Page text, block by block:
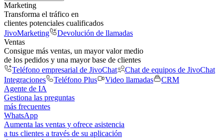
Marketing
Transforma el tráfico en
clientes potenciales cualificados
JivoMarketing
Devolución de llamadas
Ventas
Consigue más ventas, un mayor valor medio
de los pedidos y una mayor base de clientes
Teléfono empresarial de JivoChat
Chat de equipos de JivoChat
Integraciones
Teléfono Plus Video llamadas
CRM
Agente de IA
Gestiona las preguntas
más frecuentes
WhatsApp
Aumenta las ventas y ofrece asistencia
a tus clientes a través de su aplicación